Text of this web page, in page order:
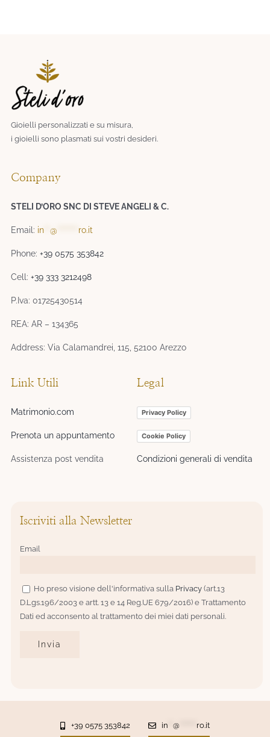
Gioielli personalizzati e su misura,
i gioielli sono plasmati sui vostri desideri.​
Company
STELI D’ORO SNC DI STEVE ANGELI & C.
Email: in **@ ro.it
Phone:+39 0575 353842
Cell:+39 333 3212498
P.Iva: 01725430514
REA: AR – 134365
Address: Via Calamandrei, 115, 52100 Arezzo
Link Utili
Matrimonio.com
Prenota un appuntamento
Assistenza post vendita
Legal
Privacy Policy
Cookie Policy
Condizioni generali di vendita
Iscriviti alla Newsletter
Email
Ho preso visione dell'informativa sulla Privacy (art.13
D.Lgs.196/2003 e artt. 13 e 14 Reg.UE 679/2016) e Trattamento
Dati ed acconsento al trattamento dei miei dati personali.
+39 0575 353842 in @******* ro.it